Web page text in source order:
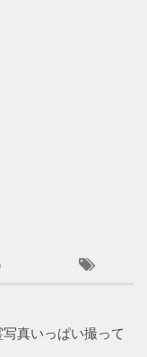
真いっぱい撮って